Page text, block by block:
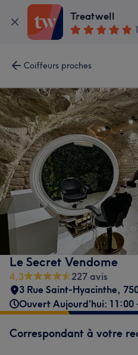
Treatwell
Coiffeurs proches
Le Secret Vendome
4,3
227 avis
3 Rue Saint-Hyacinthe,
Ouvert Aujourd'hui: 11:00
Correspondant à votre